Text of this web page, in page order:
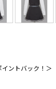
ントバック！＞